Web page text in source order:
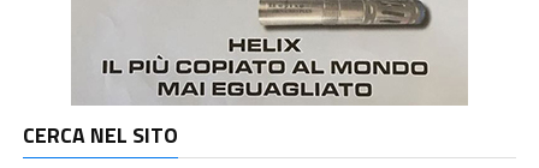
CERCA NEL SITO